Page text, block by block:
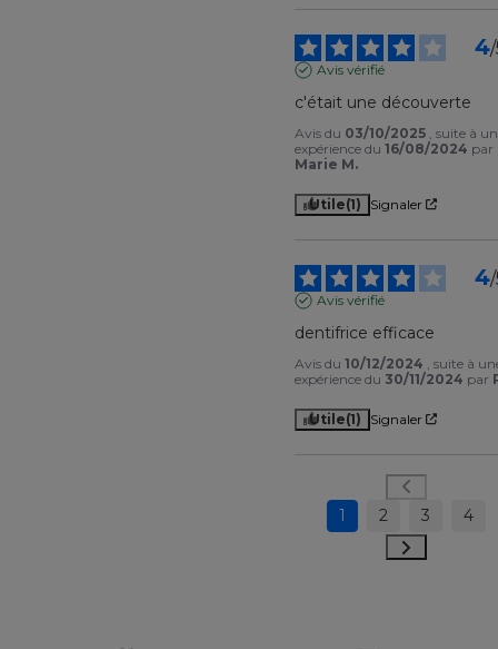
4/
Avis vérifié
c'était une découverte
Avis du 03/10/2025 , suite à
expérience du16/08/2024 par
Marie M.
Utile(1) Signaler
4/
Avis vérifié
dentifrice efficace
Avis du10/12/2024
, suite à
expérience du 30/11/2024 par
Utile(1) Signaler
1 2 3 4